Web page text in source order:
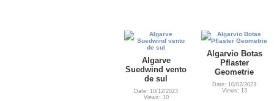
Algarve
Suedwind vento
de sul
Date: 10/12/2023
Views: 10
Algarvio Botas
Pflaster
Geometrie
Date: 10/02/2023
Views: 13